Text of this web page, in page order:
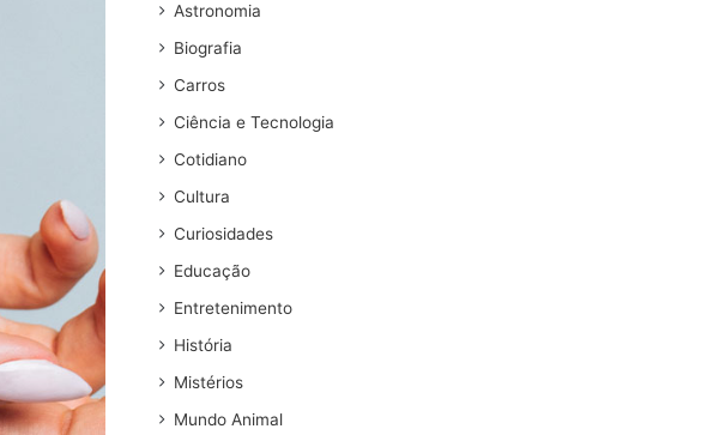
Astronomia
Biografia
Carros
Ciência e Tecnologia
Cotidiano
Cultura
Curiosidades
Educação
Entretenimento
História
Mistérios
Mundo Animal